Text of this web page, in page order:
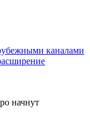
каналами
начнут